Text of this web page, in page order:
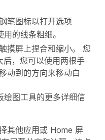
笔图标以打开选项
的线条粗细。
摸屏上捏合和缩小。 您
，您可以使用两根手
动到的方向来移动白
绘图工具的更多详细信
其他应用或 Home 屏